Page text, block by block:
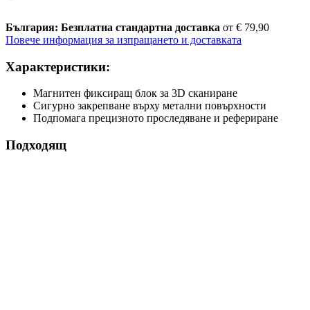
България: Безплатна стандартна доставка от € 79,90
Повече информация за изпращането и доставката
Характеристики:
Магнитен фиксиращ блок за 3D сканиране
Сигурно закрепване върху метални повърхности
Подпомага прецизното проследяване и рефериране
Подходящ